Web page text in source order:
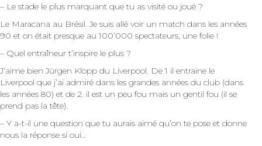
– Le stade le plus marquant que tu as visité ou joué ?
Le Maracana au Brésil. Je suis allé voir un match dans les années
90 et on était presque au 100’000 spectateurs, une folie !
– Quel entraîneur t’inspire le plus ?
J’aime bien Jürgen Klopp du Liverpool. De 1 il entraine le
Liverpool que j’ai admiré dans les grandes années du club (dans
les années 80) et de 2. il est un peu fou mais un gentil fou (il se
prend pas la tête).
– Y a-t-il une question que tu aurais aimé qu’on te pose et donne
nous la réponse si oui…